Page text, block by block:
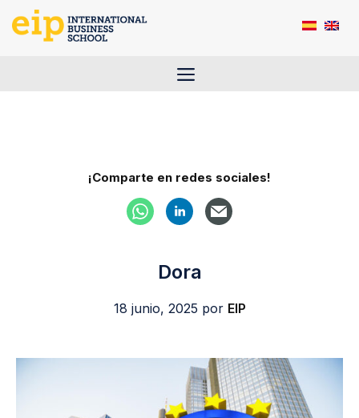
Saltar
Menú
¡Comparte en redes sociales!
Dora
18 junio, 2025 por EIP